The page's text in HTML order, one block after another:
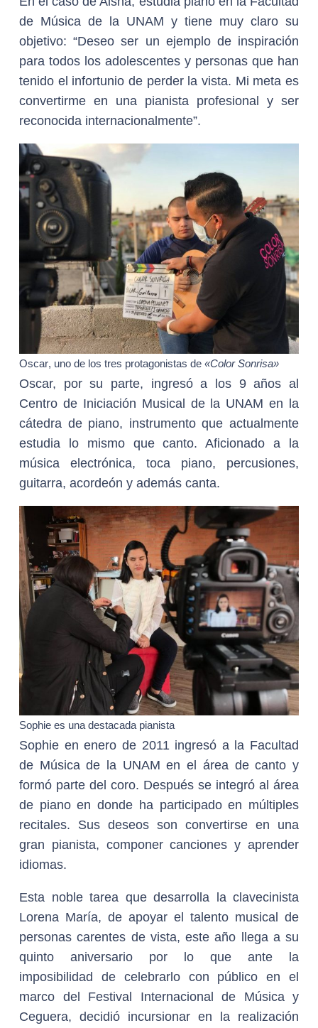
de Música de la UNAM y tiene muy claro su
objetivo: “Deseo ser un ejemplo de inspiración
para todos los adolescentes y personas que han
tenido el infortunio de perder la vista. Mi meta es
convertirme en una pianista profesional y ser
reconocida internacionalmente”.
Oscar, uno de los tres protagonistas de «Color Sonrisa»
Oscar, por su parte, ingresó a los 9 años al
Centro de Iniciación Musical de la UNAM en la
cátedra de piano, instrumento que actualmente
estudia lo mismo que canto. Aficionado a la
música electrónica, toca piano, percusiones,
guitarra, acordeón y además canta.
Sophie es una destacada pianista
Sophie en enero de 2011 ingresó a la Facultad
de Música de la UNAM en el área de canto y
formó parte del coro. Después se integró al área
de piano en donde ha participado en múltiples
recitales. Sus deseos son convertirse en una
gran pianista, componer canciones y aprender
idiomas.
Esta noble tarea que desarrolla la clavecinista
Lorena María, de apoyar el talento musical de
personas carentes de vista, este año llega a su
quinto aniversario por lo que ante la
imposibilidad de celebrarlo con público en el
marco del Festival Internacional de Música y
Ceguera, decidió incursionar en la realización